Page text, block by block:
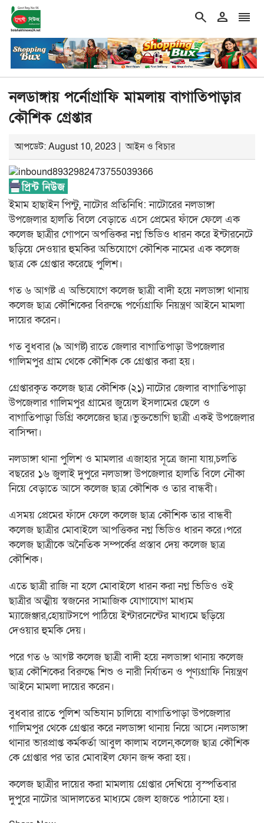
search person reorder
শিরোনাম
double_arrowমেসির বাবা আর নেই! double_arrowএকটি মহল আবার দেশকে
নলডাঙ্গায় পর্নোগ্রাফি মামলায় বাগাতিপাড়ার
কৌশিক গ্রেপ্তার
আপডেট: August 10, 2023 | আইন ও বিচার
ইমাম হাছাইন পিন্টু, নাটোর প্রতিনিধি: নাটোরের নলডাঙ্গা
উপজেলার হালতি বিলে বেড়াতে এসে প্রেমের ফাঁদে ফেলে এক
কলেজ ছাত্রীর গোপনে অপত্তিকর নগ্ন ভিডিও ধারন করে ইন্টারনেটে
ছড়িয়ে দেওয়ার হুমকির অভিযোগে কৌশিক নামের এক কলেজ
ছাত্র কে গ্রেপ্তার করেছে পুলিশ।
গত ৬ আগষ্ট এ অভিযোগে কলেজ ছাত্রী বাদী হয়ে নলডাঙ্গা থানায়
কলেজ ছাত্র কৌশিকের বিরুদ্ধে পর্ণ্যেগ্রাফি নিয়ন্ত্রণ আইনে মামলা
দায়ের করেন।
গত বুধবার (৯ আগষ্ট) রাতে জেলার বাগাতিপাড়া উপজেলার
গালিমপুর গ্রাম থেকে কৌশিক কে গ্রেপ্তার করা হয়।
গ্রেপ্তারকৃত কলেজ ছাত্র কৌশিক (২১) নাটোর জেলার বাগাতিপাড়া
উপজেলার গালিমপুর গ্রামের জুয়েল ইসলামের ছেলে ও
বাগাতিপাড়া ডিগ্রি কলেজের ছাত্র।ভুক্তভোগি ছাত্রী একই উপজেলার
বাসিন্দা।
নলডাঙ্গা থানা পুলিশ ও মামলার এজাহার সূত্রে জানা যায়,চলতি
বছরের ১৬ জুলাই দুপুরে নলডাঙ্গা উপজেলার হালতি বিলে নৌকা
নিয়ে বেড়াতে আসে কলেজ ছাত্র কৌশিক ও তার বান্ধবী।
এসময় প্রেমের ফাঁদে ফেলে কলেজ ছাত্র কৌশিক তার বান্ধবী
কলেজ ছাত্রীর মোবাইলে আপত্তিকর নগ্ন ভিডিও ধারন করে।পরে
কলেজ ছাত্রীকে অনৈতিক সম্পর্কের প্রস্তাব দেয় কলেজ ছাত্র
কৌশিক।
এতে ছাত্রী রাজি না হলে মোবাইলে ধারন করা নগ্ন ভিডিও ওই
ছাত্রীর অত্মীয় স্বজনের সামাজিক যোগাযোগ মাধ্যম
ম্যাজেঞ্জার,হোয়াটসপে পাঠিয়ে ইন্টারনেন্টের মাধ্যমে ছড়িয়ে
দেওয়ার হুমকি দেয়।
পরে গত ৬ আগষ্ট কলেজ ছাত্রী বাদী হয়ে নলডাঙ্গা থানায় কলেজ
ছাত্র কৌশিকের বিরুদ্ধে শিশু ও নারী নির্যাতন ও পূণ্যগ্রাফি নিয়ন্ত্রণ
আইনে মামলা দায়ের করেন।
বুধবার রাতে পুলিশ অভিযান চালিয়ে বাগাতিপাড়া উপজেলার
গালিমপুর থেকে গ্রেপ্তার করে নলডাঙ্গা থানায় নিয়ে আসে।নলডাঙ্গা
থানার ভারপ্রাপ্ত কর্মকর্তা আবুল কালাম বলেন,কলেজ ছাত্র কৌশিক
কে গ্রেপ্তার পর তার মোবাইল ফোন জব্দ করা হয়।
কলেজ ছাত্রীর দায়ের করা মামলায় গ্রেপ্তার দেখিয়ে বৃস্পতিবার
দুপুরে নাটোর আদালতের মাধ্যমে জেল হাজতে পাঠানো হয়।